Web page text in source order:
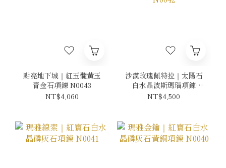
點亮地下城｜紅玉髓黃玉
青金石項鍊 N0043
NT$4,060
沙漠玫瑰佩特拉｜太陽石
白水晶波斯瑪瑙項鍊
N0042
NT$4,500